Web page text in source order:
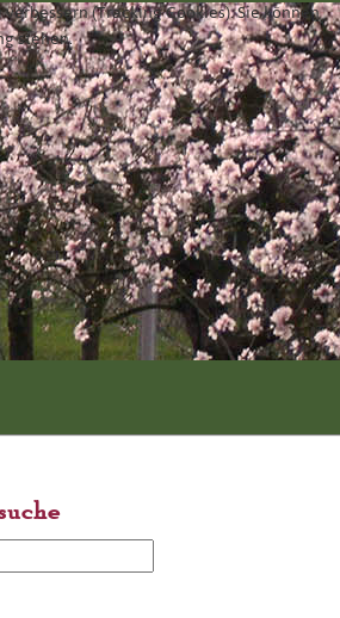
(Tracking Cookies). Sie können
stehen.